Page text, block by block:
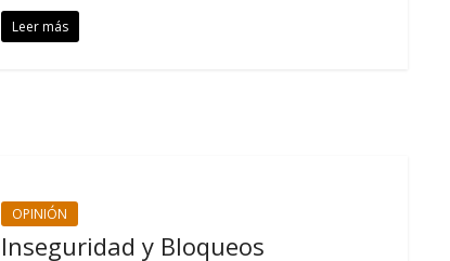
Leer más
OPINIÓN
Inseguridad y Bloqueos